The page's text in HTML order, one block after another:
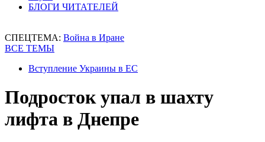
БЛОГИ ЧИТАТЕЛЕЙ
СПЕЦТЕМА: Война в Иране
ВСЕ ТЕМЫ
Вступление Украины в ЕС
Подросток упал в шахту
лифта в Днепре